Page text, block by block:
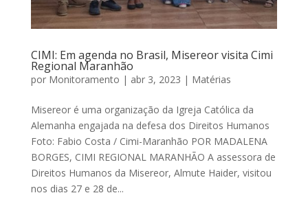
CIMI: Em agenda no Brasil, Misereor visita Cimi
Regional Maranhão
por Monitoramento | abr 3, 2023 | Matérias
Misereor é uma organização da Igreja Católica da
Alemanha engajada na defesa dos Direitos Humanos
Foto: Fabio Costa / Cimi-Maranhão POR MADALENA
BORGES, CIMI REGIONAL MARANHÃO A assessora de
Direitos Humanos da Misereor, Almute Haider, visitou
nos dias 27 e 28 de...